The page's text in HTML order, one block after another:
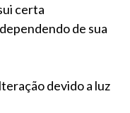
certa
de sua
devido a luz